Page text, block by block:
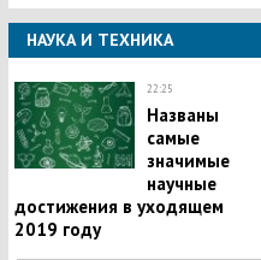
НАУКА И ТЕХНИКА
22:25
Названы
самые
значимые
научные
достижения в уходящем
2019 году